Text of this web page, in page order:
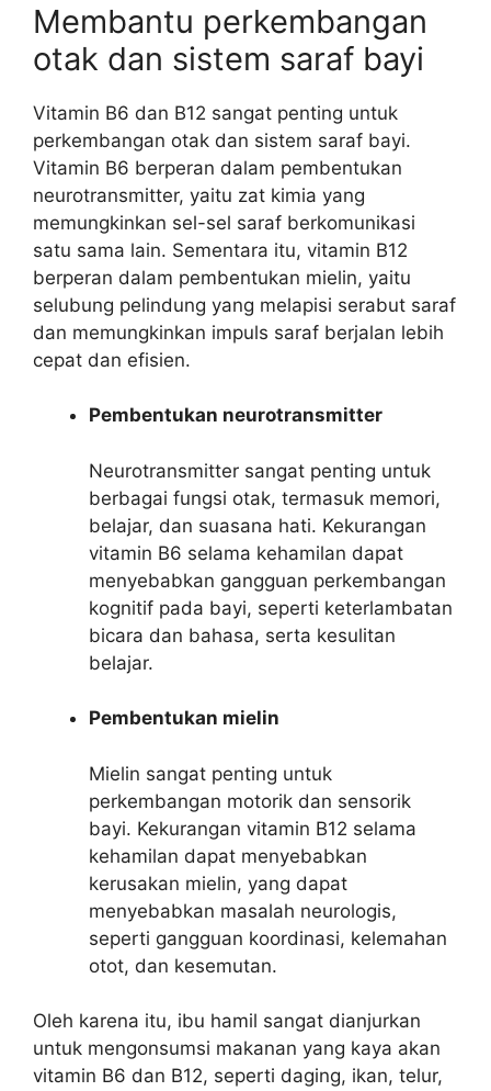
Membantu perkembangan
otak dan sistem saraf bayi
Vitamin B6 dan B12 sangat penting untuk
perkembangan otak dan sistem saraf bayi.
Vitamin B6 berperan dalam pembentukan
neurotransmitter, yaitu zat kimia yang
memungkinkan sel-sel saraf berkomunikasi
satu sama lain. Sementara itu, vitamin B12
berperan dalam pembentukan mielin, yaitu
selubung pelindung yang melapisi serabut saraf
dan memungkinkan impuls saraf berjalan lebih
cepat dan efisien.
Pembentukan neurotransmitter
Neurotransmitter sangat penting untuk
berbagai fungsi otak, termasuk memori,
belajar, dan suasana hati. Kekurangan
vitamin B6 selama kehamilan dapat
menyebabkan gangguan perkembangan
kognitif pada bayi, seperti keterlambatan
bicara dan bahasa, serta kesulitan
belajar.
Pembentukan mielin
Mielin sangat penting untuk
perkembangan motorik dan sensorik
bayi. Kekurangan vitamin B12 selama
kehamilan dapat menyebabkan
kerusakan mielin, yang dapat
menyebabkan masalah neurologis,
seperti gangguan koordinasi, kelemahan
otot, dan kesemutan.
Oleh karena itu, ibu hamil sangat dianjurkan
untuk mengonsumsi makanan yang kaya akan
vitamin B6 dan B12, seperti daging, ikan, telur,